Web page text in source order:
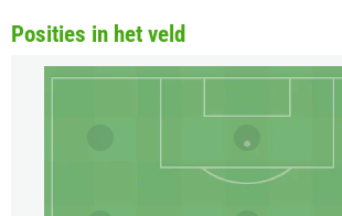
Posities in het veld